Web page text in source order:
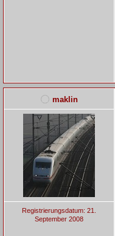
maklin
Registrierungsdatum: 21.
September 2008